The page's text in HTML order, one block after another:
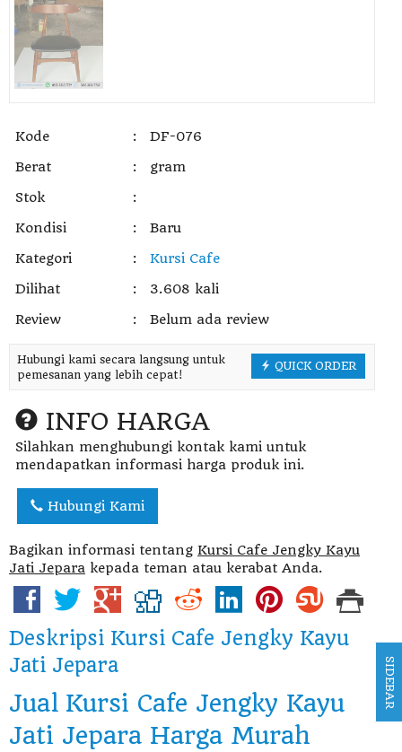
Kode :
DF-076
Berat
:
gram
Stok
:
Kondisi
:
Baru
Kategori
:
Kursi Cafe
Dilihat
:
3.608 kali
Review
: Belum ada review
QUICK ORDER
Hubungi kami secara langsung untuk
pemesanan yang lebih cepat!
INFO HARGA
Silahkan menghubungi kontak kami untuk
mendapatkan informasi harga produk ini.
Hubungi Kami
Bagikan informasi tentang Kursi Cafe Jengky Kayu
Jati Jepara kepada teman atau kerabat Anda.
Deskripsi Kursi Cafe Jengky Kayu
Jati Jepara
Jual Kursi Cafe Jengky Kayu
Jati Jepara Harga Murah
SIDEBAR